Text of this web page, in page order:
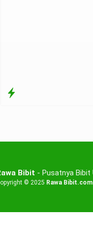
Bibit - Pusatnya Bibit
© 2025 Rawa Bibit.com